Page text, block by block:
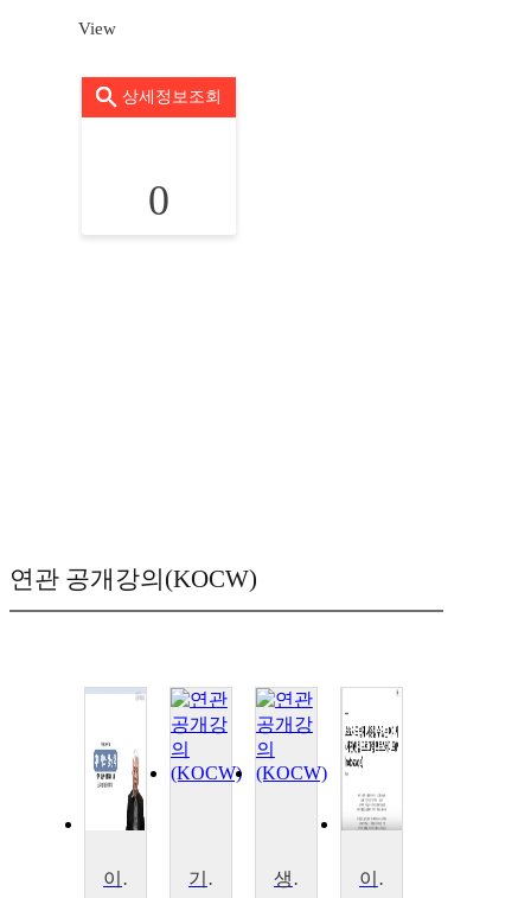
View
상세정보조회
0
연관 공개강의(KOCW)
이미지와상상력 기억문화연구 생성형 인공지능 입문 이미지 편집 프로그램 활용법